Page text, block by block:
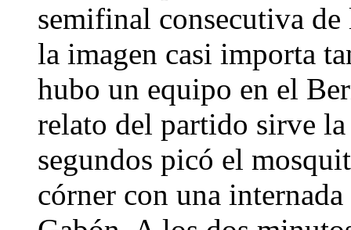
semifinal consecutiva
la imagen casi importa
hubo un equipo en el
relato del partido sirve
segundos picó el
córner con una